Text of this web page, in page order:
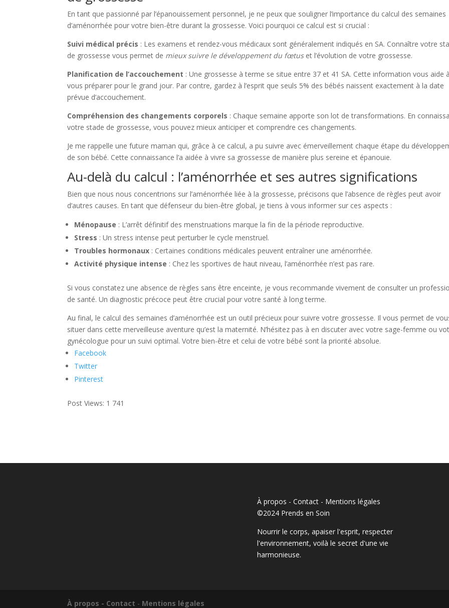
En tant que passionné par l’épanouissement personnel, je ne peux que souligner l’importance du calcul des semaines
d’aménorrhée pour votre bien-être durant la grossesse. Voici pourquoi ce calcul est si crucial :
Suivi médical précis : Les examens et rendez-vous médicaux sont généralement indiqués en SA. Connaître votre
de grossesse vous permet de mieux suivre le développement du fœtuset l’évolution de votre grossesse.
Planification de l’accouchement : Une grossesse à terme se situe entre 37 et 41 SA. Cette information vous aide à
vous préparer pour le grand jour. Par contre, gardez à l’esprit que seuls 5% des bébés naissent exactement à la date
prévue d’accouchement.
Compréhension des changements corporels : Chaque semaine apporte son lot de transformations. En
votre stade de grossesse, vous pouvez mieux anticiper et comprendre ces changements.
Je me rappelle une future maman qui, grâce à ce calcul, a pu suivre avec émerveillement chaque étape du
de son bébé. Cette connaissance l’a aidée à vivre sa grossesse de manière plus sereine et épanouie.
Au-delà du calcul : l’aménorrhée et ses autres significations
Bien que nous nous concentrions sur l’aménorrhée liée à la grossesse, précisons que l’absence de règles peut avoir
d’autres causes. En tant que défenseur du bien-être global, je tiens à vous informer sur ces aspects :
Ménopause : L’arrêt définitif des menstruations marque la fin de la période reproductive.
Stress : Un stress intense peut perturber le cycle menstruel.
Troubles hormonaux : Certaines conditions médicales peuvent entraîner une aménorrhée.
Activité physique intense : Chez les sportives de haut niveau, l’aménorrhée n’est pas rare.
Si vous constatez une absence de règles sans être enceinte, je vous recommande vivement de consulter un
de santé. Un diagnostic précoce peut être crucial pour votre santé à long terme.
Au final, le calcul des semaines d’aménorrhée est un outil précieux pour suivre votre grossesse. Il vous permet de
situer dans cette merveilleuse aventure qu’est la maternité. N’hésitez pas à en discuter avec votre sage-femme ou
gynécologue pour un suivi optimal. Votre bien-être et celui de votre bébé sont la priorité absolue.
Facebook
Twitter
Pinterest
Post Views: 1 741
À propos - Contact- Mentions légales
©2024 Prends en Soin
Nourrir le corps, apaiser l'esprit, respecter
l'environnement, voilà le secret d'une vie
harmonieuse.
À propos - Contact - Mentions légales